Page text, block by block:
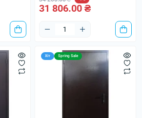
31 806.00 ₴
Хіт Spring Sale